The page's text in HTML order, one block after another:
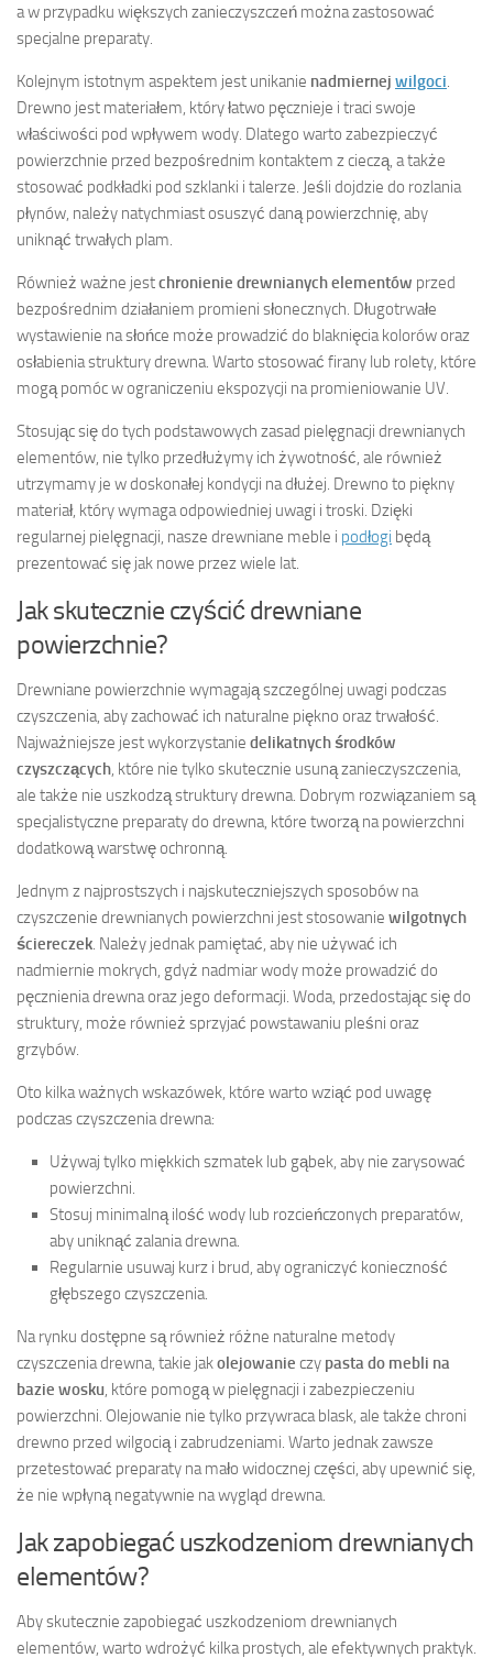
a w przypadku większych zanieczyszczeń można zastosować
specjalne preparaty.
Kolejnym istotnym aspektem jest unikanie nadmiernej wilgoci.
Drewno jest materiałem, który łatwo pęcznieje i traci swoje
właściwości pod wpływem wody. Dlatego warto zabezpieczyć
powierzchnie przed bezpośrednim kontaktem z cieczą, a także
stosować podkładki pod szklanki i talerze. Jeśli dojdzie do rozlania
płynów, należy natychmiast osuszyć daną powierzchnię, aby
uniknąć trwałych plam.
Również ważne jestchronienie drewnianych elementów przed
bezpośrednim działaniem promieni słonecznych. Długotrwałe
wystawienie na słońce może prowadzić do blaknięcia kolorów oraz
osłabienia struktury drewna. Warto stosować firany lub rolety, które
mogą pomóc w ograniczeniu ekspozycji na promieniowanie UV.
Stosując się do tych podstawowych zasad pielęgnacji drewnianych
elementów, nie tylko przedłużymy ich żywotność, ale również
utrzymamy je w doskonałej kondycji na dłużej. Drewno to piękny
materiał, który wymaga odpowiedniej uwagi i troski. Dzięki
regularnej pielęgnacji, nasze drewniane meble i podłogi będą
prezentować się jak nowe przez wiele lat.
Jak skutecznie czyścić drewniane
powierzchnie?
Drewniane powierzchnie wymagają szczególnej uwagi podczas
czyszczenia, aby zachować ich naturalne piękno oraz trwałość.
Najważniejsze jest wykorzystanie delikatnych środków
czyszczących, które nie tylko skutecznie usuną zanieczyszczenia,
ale także nie uszkodzą struktury drewna. Dobrym rozwiązaniem są
specjalistyczne preparaty do drewna, które tworzą na powierzchni
dodatkową warstwę ochronną.
Jednym z najprostszych i najskuteczniejszych sposobów na
czyszczenie drewnianych powierzchni jest stosowanie wilgotnych
ściereczek. Należy jednak pamiętać, aby nie używać ich
nadmiernie mokrych, gdyż nadmiar wody może prowadzić do
pęcznienia drewna oraz jego deformacji. Woda, przedostając się do
struktury, może również sprzyjać powstawaniu pleśni oraz
grzybów.
Oto kilka ważnych wskazówek, które warto wziąć pod uwagę
podczas czyszczenia drewna:
Używaj tylko miękkich szmatek lub gąbek, aby nie zarysować
powierzchni.
Stosuj minimalną ilość wody lub rozcieńczonych preparatów,
aby uniknąć zalania drewna.
Regularnie usuwaj kurz i brud, aby ograniczyć konieczność
głębszego czyszczenia.
Na rynku dostępne są również różne naturalne metody
czyszczenia drewna, takie jakolejowanie czy pasta do mebli na
bazie wosku, które pomogą w pielęgnacji i zabezpieczeniu
powierzchni. Olejowanie nie tylko przywraca blask, ale także chroni
drewno przed wilgocią i zabrudzeniami. Warto jednak zawsze
przetestować preparaty na mało widocznej części, aby upewnić się,
że nie wpłyną negatywnie na wygląd drewna.
Jak zapobiegać uszkodzeniom drewnianych
elementów?
Aby skutecznie zapobiegać uszkodzeniom drewnianych
elementów, warto wdrożyć kilka prostych, ale efektywnych praktyk.